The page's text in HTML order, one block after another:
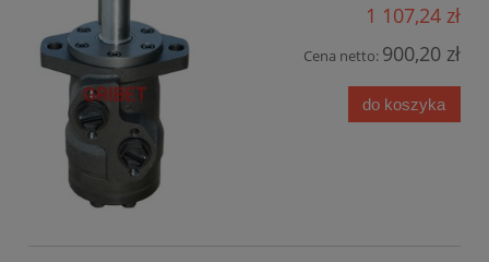
1 107,24 zł
Cena netto: 900,20 zł
do koszyka